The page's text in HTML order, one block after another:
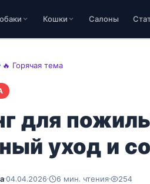
Кошки Салоны
🔥 Горячая тема
для
уход и
·04.04.2026· 6 мин. чтения· 254